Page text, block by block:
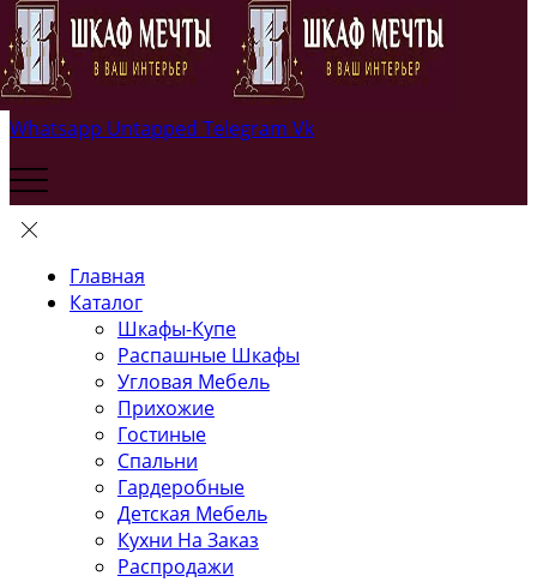
Whatsapp Untapped Telegram Vk
Главная
Каталог
Шкафы-Купе
Распашные Шкафы
Угловая Мебель
Прихожие
Гостиные
Спальни
Гардеробные
Детская Мебель
Кухни На Заказ
Распродажи